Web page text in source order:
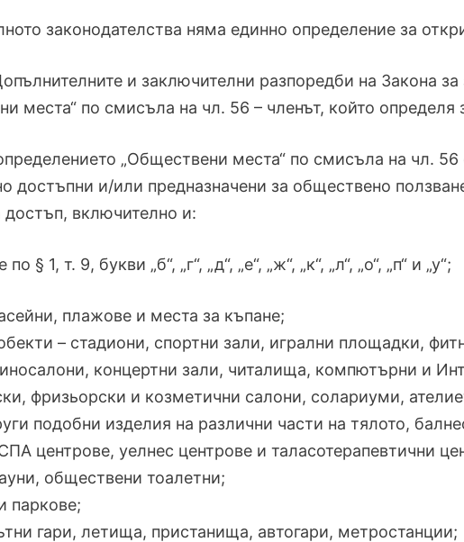
законодателства няма единно определение за
и заключителни разпоредби на Закона
места“ по смисъла на чл. 56 – членът, който
„Обществени места“ по смисъла на чл. 56
достъпни и/или предназначени за обществено
достъп, включително и:
§ 1, т. 9, букви „б“, „г“, „д“, „е“, „ж“, „к“, „л“, „о“, „п“ и „у“;
плажове и места за къпане;
– стадиони, спортни зали, игрални площадки,
концертни зали, читалища, компютърни и
фризьорски и козметични салони, солариуми,
подобни изделия на различни части на тялото,
центрове, уелнес центрове и таласотерапевтични
обществени тоалетни;
паркове;
гари, летища, пристанища, автогари, метростанции;